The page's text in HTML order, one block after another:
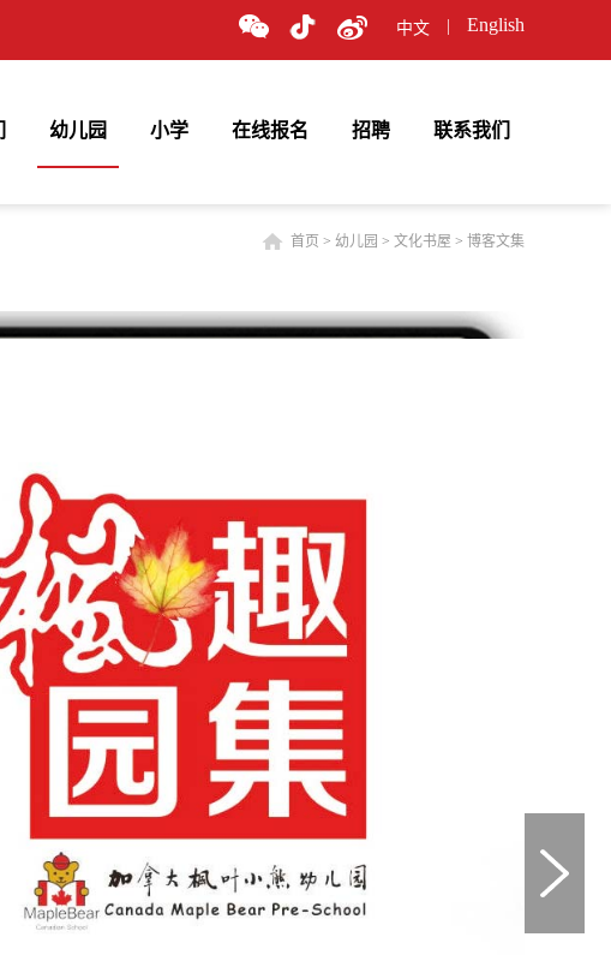
中文 | English
幼儿园 小学 在线报名 招聘 联系我们
首页 > 幼儿园 > 文化书屋 > 博客文集